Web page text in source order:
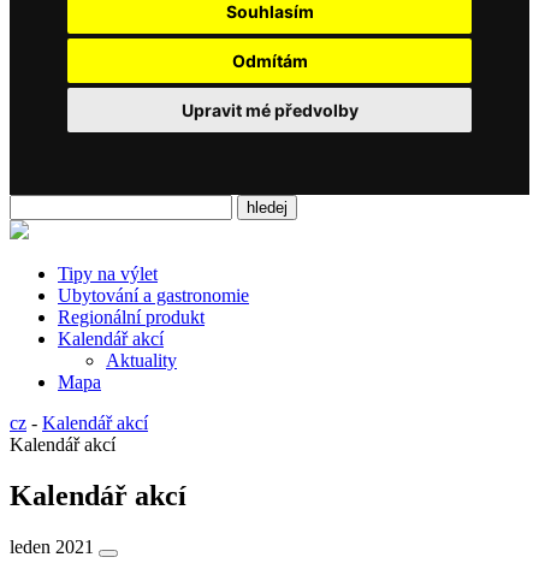
Souhlasím
Odmítám
Upravit mé předvolby
Tipy na výlet
Ubytování a gastronomie
Regionální produkt
Kalendář akcí
Aktuality
Mapa
cz - Kalendář akcí
Kalendář akcí
Kalendář akcí
leden 2021